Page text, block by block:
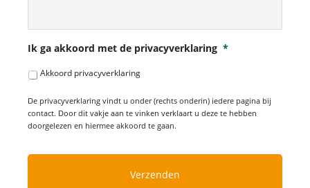
Ik ga akkoord met de privacyverklaring *
Akkoord privacyverklaring
De privacyverklaring vindt u onder (rechts onderin) iedere pagina bij
contact. Door dit vakje aan te vinken verklaart u deze te hebben
doorgelezen en hiermee akkoord te gaan.